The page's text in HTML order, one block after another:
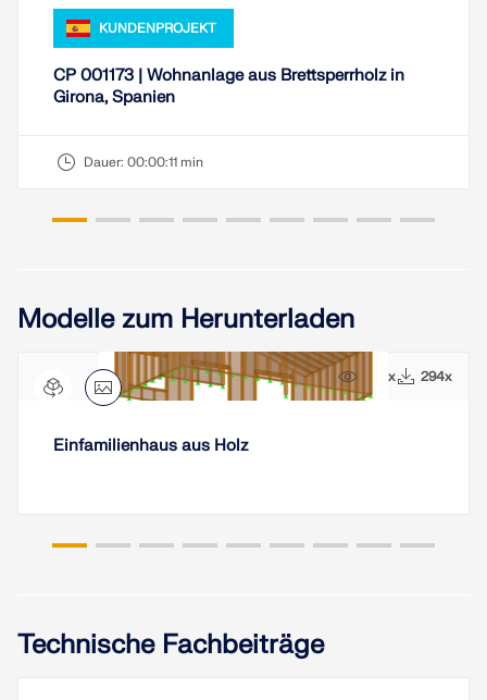
KUNDENPROJEKT
CP 001173 | Wohnanlage aus Brettsperrholz in
Girona, Spanien
Dauer: 00:00:11 min
Modelle zum Herunterladen
1120x 294x
Einfamilienhaus aus Holz
Technische Fachbeiträge